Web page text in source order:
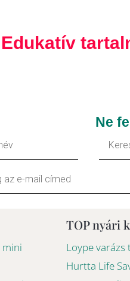
Edukatív
Ne
mini
TOP nyári
Loype
Hurtta Life